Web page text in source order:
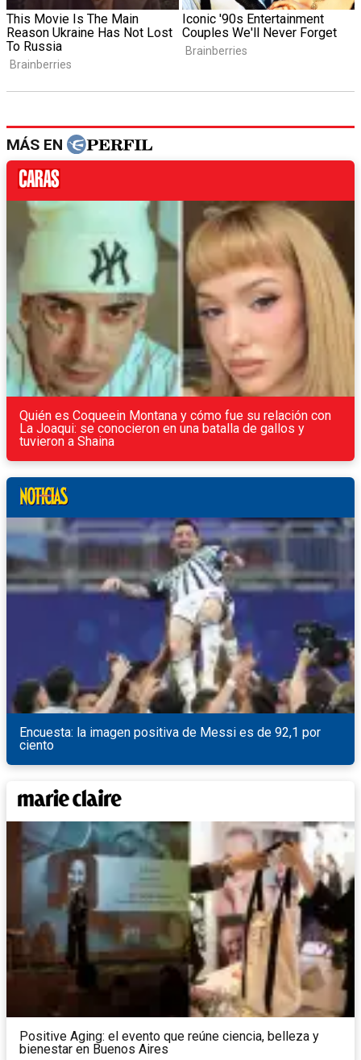
MÁS EN
Quién es Coqueein Montana y cómo fue su relación con
La Joaqui: se conocieron en una batalla de gallos y
tuvieron a Shaina
Encuesta: la imagen positiva de Messi es de 92,1 por
ciento
Positive Aging: el evento que reúne ciencia, belleza y
bienestar en Buenos Aires